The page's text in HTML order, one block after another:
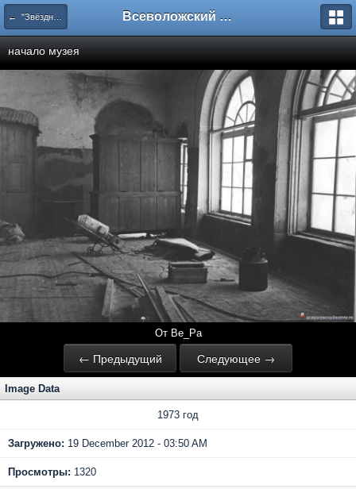
← "Звёздное" Приютино Всеволожский форум
начало музея
От Ве_Ра
← Предыдущий Следующее →
Image Data
1973 год
Загружено: 19 December 2012 - 03:50 AM
Просмотры: 1320